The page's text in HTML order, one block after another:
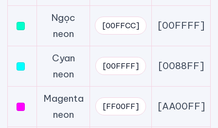
Ngọc
neon
[00FFCC] [00FFFF]
Cyan
neon
[00FFFF] [0088FF]
Magenta
neon
[FF00FF] [AA00FF]